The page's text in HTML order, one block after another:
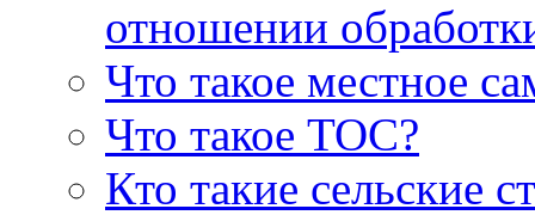
отношении
Что такое местное
Что такое ТОС?
Кто такие сельские